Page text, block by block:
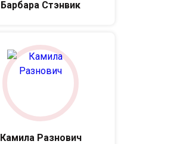
Барбара Стэнвик
Камила Разнович